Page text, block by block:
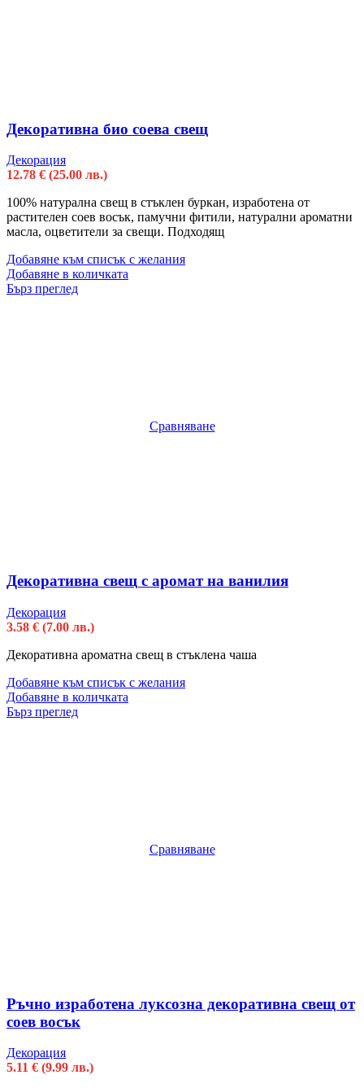
Декоративна био соева свещ
Декорация
12.78 € (25.00 лв.)
100% натурална свещ в стъклен буркан, изработена от
растителен соев восък, памучни фитили, натурални ароматни
масла, оцветители за свещи. Подходящ
Добавяне към списък с желания
Добавяне в количката
Бърз преглед
Сравняване
Декоративна свещ с аромат на ванилия
Декорация
3.58 € (7.00 лв.)
Декоративна ароматна свещ в стъклена чаша
Добавяне към списък с желания
Добавяне в количката
Бърз преглед
Сравняване
Ръчно изработена луксозна декоративна свещ от
соев восък
Декорация
5.11 € (9.99 лв.)